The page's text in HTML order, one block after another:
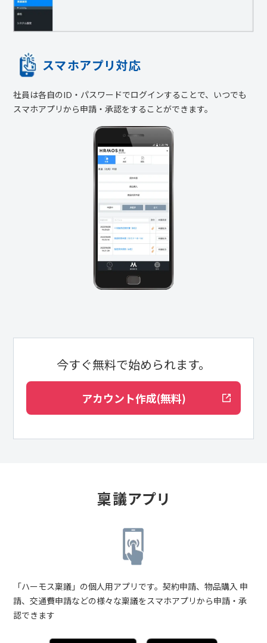
スマホアプリ対応
社員は各自のID・パスワードでログインすることで、いつでも
スマホアプリから申請・承認をすることができます。
今すぐ無料で始められます。
アカウント作成(無料)
稟議アプリ
「ハーモス稟議」の個人用アプリです。契約申請、物品購入 申
請、交通費申請などの様々な稟議をスマホアプリから申請・承
認できます